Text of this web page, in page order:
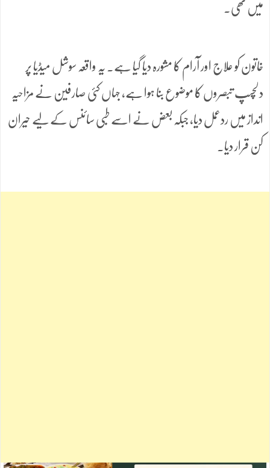
میں تھی۔
خاتون کو علاج اور آرام کا مشورہ دیا گیا ہے۔ یہ واقعہ سوشل میڈیا پر
دلچسپ تبصروں کا موضوع بنا ہوا ہے، جہاں کئی صارفین نے مزاحیہ
انداز میں ردعمل دیا، جبکہ بعض نے اسے طبی سائنس کے لیے حیران
کن قرار دیا۔